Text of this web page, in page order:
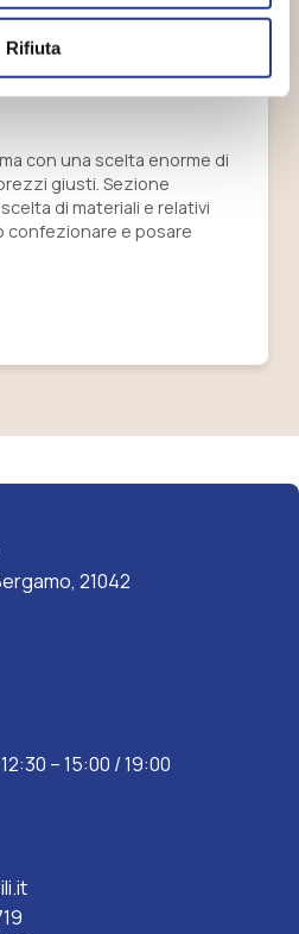
Rifiuta
con una scelta enorme di
giusti. Sezione
di materiali e relativi
confezionare e posare
21042
– 15:00 / 19:00